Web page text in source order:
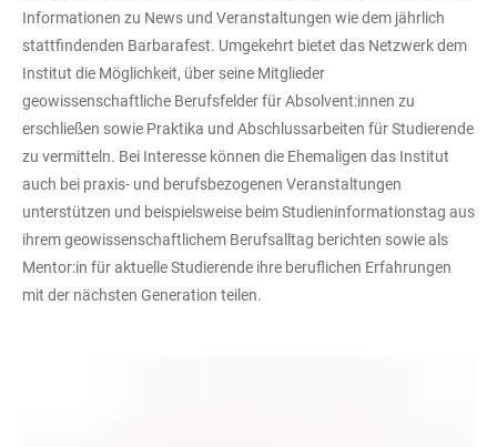
Informationen zu News und Veranstaltungen wie dem jährlich
stattfindenden Barbarafest. Umgekehrt bietet das Netzwerk dem
Institut die Möglichkeit, über seine Mitglieder
geowissenschaftliche Berufsfelder für Absolvent:innen zu
erschließen sowie Praktika und Abschlussarbeiten für Studierende
zu vermitteln. Bei Interesse können die Ehemaligen das Institut
auch bei praxis- und berufsbezogenen Veranstaltungen
unterstützen und beispielsweise beim Studieninformationstag aus
ihrem geowissenschaftlichem Berufsalltag berichten sowie als
Mentor:in für aktuelle Studierende ihre beruflichen Erfahrungen
mit der nächsten Generation teilen.